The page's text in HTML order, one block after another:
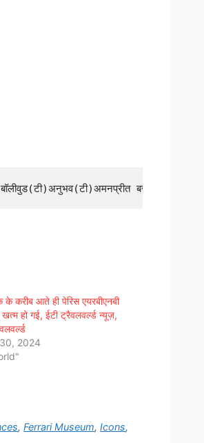
करीब आते ही पेरिस एयरबीएनबी
खत्म हो गई, ईटी ट्रैवलवर्ल्ड न्यूज़,
2024
,Ferrari Museum,Icons,